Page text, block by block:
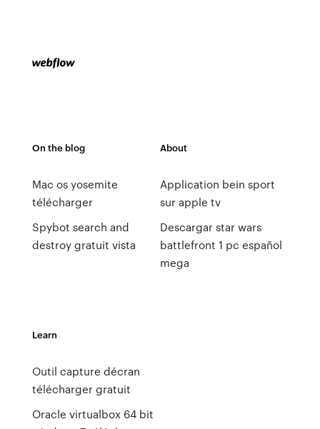
On the blog
Mac os yosemite
télécharger
Spybot search and
destroy gratuit vista
About
Application bein sport
sur apple tv
Descargar star wars
battlefront 1 pc español
mega
Learn
Outil capture décran
télécharger gratuit
Oracle virtualbox 64 bit